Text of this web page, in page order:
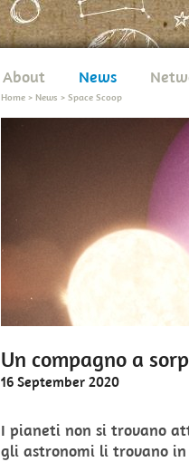
About News
Home > News > Space Scoop
Un compagno a
16 September 2020
I pianeti non si trovano
gli astronomi li trovano